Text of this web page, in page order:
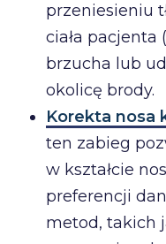
przeniesieniu
ciała pacjenta
brzucha lub
okolicę brody.
Korekta nosa
ten zabieg
w kształcie
preferencji
metod, takich